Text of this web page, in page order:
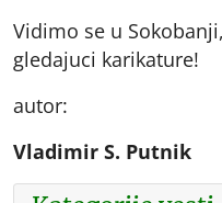
Vidimo se u
gledajuci karikature!
autor:
Vladimir S. Putnik